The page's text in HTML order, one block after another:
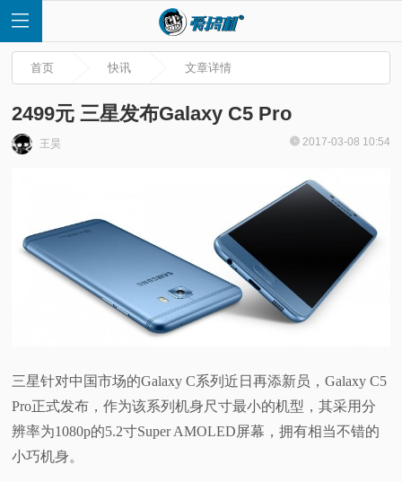
快
测
视
首页 快讯 文章详情
2499元 三星发布Galaxy C5 Pro
王昊 2017-03-08 10:54
三星针对中国市场的Galaxy C系列近日再添新员，Galaxy C5
Pro正式发布，作为该系列机身尺寸最小的机型，其采用分
辨率为1080p的5.2寸Super AMOLED屏幕，拥有相当不错的
小巧机身。